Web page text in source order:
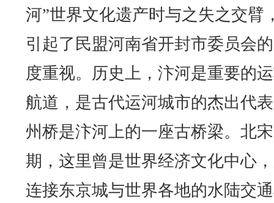
河”世界文化遗产时与之失之交臂
引起了民盟河南省开封市委员会
度重视。历史上，汴河是重要的
航道，是古代运河城市的杰出代
州桥是汴河上的一座古桥梁。北
期，这里曾是世界经济文化中心
连接东京城与世界各地的水陆交